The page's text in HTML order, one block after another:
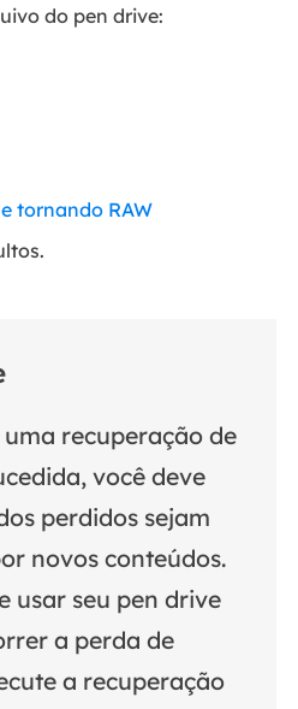
do pen drive:
tornando RAW
recuperação de
você deve
perdidos sejam
novos conteúdos.
usar seu pen drive
a perda de
a recuperação